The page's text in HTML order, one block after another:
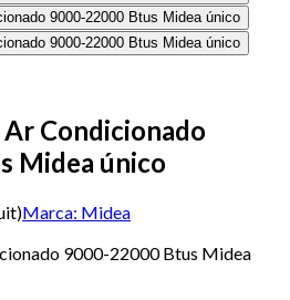
Condicionado
Midea único
)Marca: Midea
9000-22000 Btus Midea